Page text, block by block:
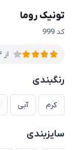
تونیک روما
کد 999
از 14 نظر
رنگبندی
کرم آبی
سایزبندی